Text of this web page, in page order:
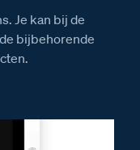
Je kan bij de
bijbehorende